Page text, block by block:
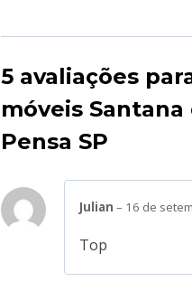
5 avaliações
móveis
Pensa SP
Julian – 16 de
Top